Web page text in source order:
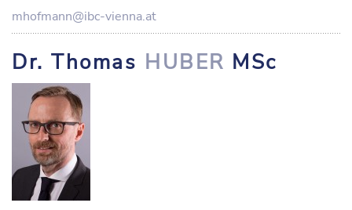
mhofmann@ibc-vienna.at
Dr. Thomas HUBER MSc